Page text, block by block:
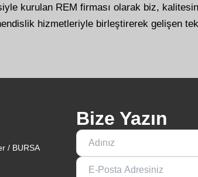
kurulan REM firması olarak biz,
hizmetleriyle birleştirerek gelişen
/ BURSA
Bize Yazın